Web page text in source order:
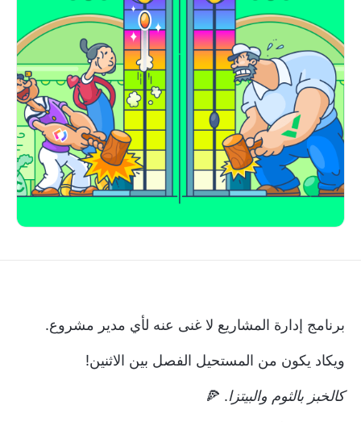
برنامج إدارة المشاريع لا غنى عنه لأي مدير مشروع.
ويكاد يكون من المستحيل الفصل بين الاثنين!
كالخبز بالثوم والبيتزا. 🍕